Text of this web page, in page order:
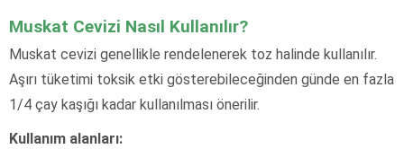
Muskat Cevizi Nasıl Kullanılır?
Muskat cevizi genellikle rendelenerek toz halinde kullanılır.
Aşırı tüketimi toksik etki gösterebileceğinden günde en fazla
1/4 çay kaşığı kadar kullanılması önerilir.
Kullanım alanları: